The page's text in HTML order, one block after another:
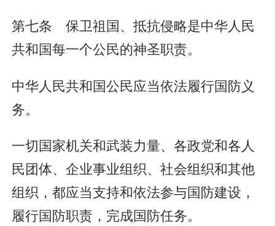
第七条 保卫祖国、抵抗侵略是中华人民
共和国每一个公民的神圣职责。
中华人民共和国公民应当依法履行国防义
务。
一切国家机关和武装力量、各政党和各人
民团体、企业事业组织、社会组织和其他
组织，都应当支持和依法参与国防建设，
履行国防职责，完成国防任务。